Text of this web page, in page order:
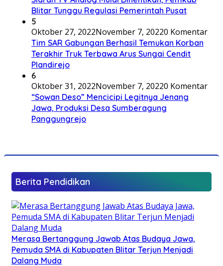
Blitar Tunggu Regulasi Pemerintah Pusat
5
Oktober 27, 2022November 7, 20220 Komentar
Tim SAR Gabungan Berhasil Temukan Korban
Terakhir Truk Terbawa Arus Sungai Cendit
Plandirejo
6
Oktober 31, 2022November 7, 20220 Komentar
“Sowan Deso” Mencicipi Legitnya Jenang
Jawa, Produksi Desa Sumberagung
Panggungrejo
Berita Pendidikan
Merasa Bertanggung Jawab Atas Budaya Jawa,
Pemuda SMA di Kabupaten Blitar Terjun Menjadi
Dalang Muda